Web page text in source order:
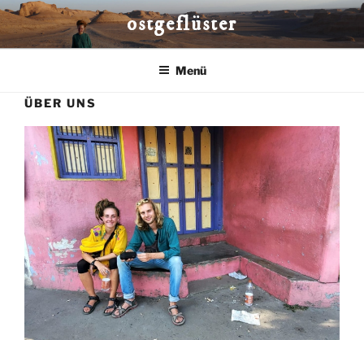
Zum
Inhalt
springen
ostgeflüster
Menü
ÜBER UNS